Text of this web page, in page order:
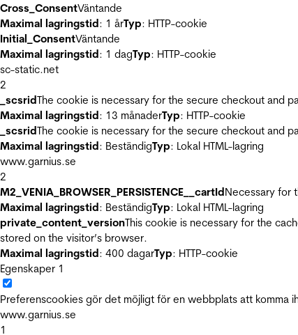
Cross_ConsentVäntande
Maximal lagringstid: 1 årTyp: HTTP-cookie
Initial_ConsentVäntande
Maximal lagringstid: 1 dagTyp: HTTP-cookie
sc-static.net
2
_scsridThe cookie is necessary for the secure checkout and
Maximal lagringstid: 13 månaderTyp: HTTP-cookie
_scsridThe cookie is necessary for the secure checkout and
Maximal lagringstid: BeständigTyp: Lokal HTML-lagring
www.garnius.se
2
M2_VENIA_BROWSER_PERSISTENCE__cartIdNecessary for
Maximal lagringstid: BeständigTyp: Lokal HTML-lagring
private_content_versionThis cookie is necessary for the
stored on the visitor’s browser.
Maximal lagringstid: 400 dagarTyp: HTTP-cookie
Egenskaper 1
Preferenscookies gör det möjligt för en webbplats att komma
www.garnius.se
1